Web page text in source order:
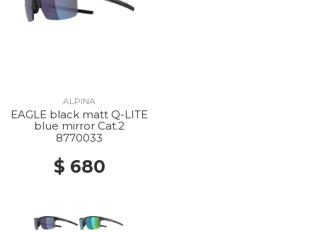
ALPINA
EAGLE black matt Q-LITE
blue mirror Cat.2
8770033
$ 680